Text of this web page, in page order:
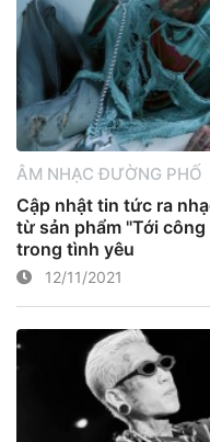
ÂM NHẠC ĐƯỜNG PHỐ
Cập nhật tin tức ra
từ sản phẩm "Tới
trong tình yêu
12/11/2021